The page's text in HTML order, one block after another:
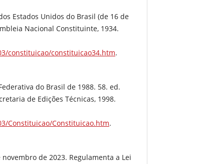
Estados Unidos do Brasil (de 16 de
Nacional Constituinte, 1934.
constituicao/constituicao34.htm.
do Brasil de 1988. 58. ed.
de Edições Técnicas, 1998.
Constituicao/Constituicao.htm.
novembro de 2023. Regulamenta a Lei